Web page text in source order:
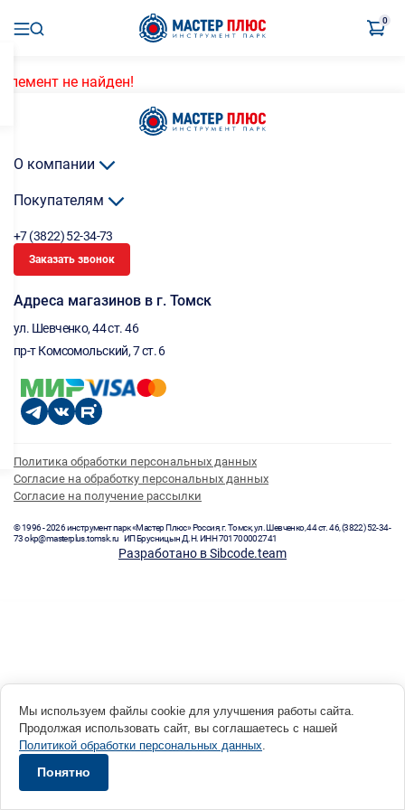
0
Элемент не найден!
О компании
Покупателям
+7 (3822) 52-34-73
Заказать звонок
Адреса магазинов в г. Томск
ул. Шевченко, 44 ст. 46
пр-т Комсомольский, 7 ст. 6
Политика обработки персональных данных
Согласие на обработку персональных данных
Согласие на получение рассылки
© 1996 - 2026 инструмент парк «Мастер Плюс» Россия, г. Томск, ул. Шевченко, 44 ст. 46, (3822) 52-34-
73 okp@masterplus.tomsk.ru ИП Брусницын Д.Н. ИНН 701700002741
Разработано в Sibcode.team
Мы используем файлы cookie для улучшения работы сайта.
Продолжая использовать сайт, вы соглашаетесь с нашей
Политикой обработки персональных данных.
Понятно